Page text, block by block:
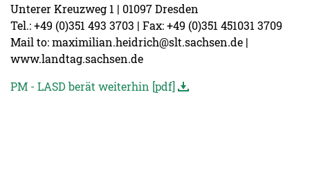
Unterer Kreuzweg 1 | 01097 Dresden
Tel.: +49 (0)351 493 3703 | Fax: +49 (0)351 451031 3709
Mail to: maximilian.heidrich@slt.sachsen.de |
www.landtag.sachsen.de
PM - LASD berät weiterhin [pdf]